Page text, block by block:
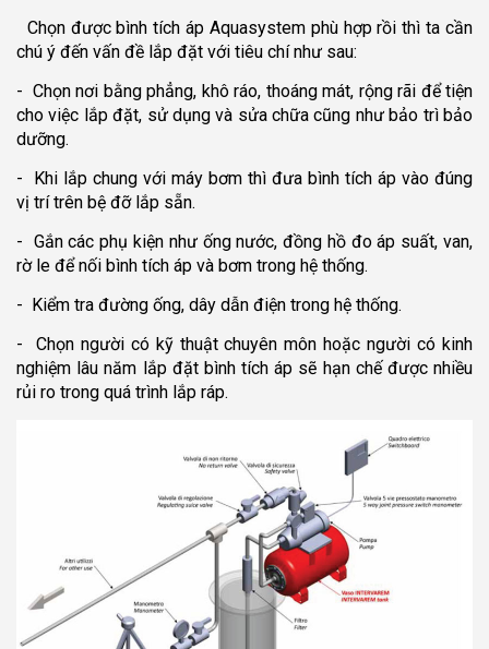
Chọn được bình tích áp Aquasystem phù hợp rồi thì ta cần
chú ý đến vấn đề lắp đặt với tiêu chí như sau:
- Chọn nơi bằng phẳng, khô ráo, thoáng mát, rộng rãi để tiện
cho việc lắp đặt, sử dụng và sửa chữa cũng như bảo trì bảo
dưỡng.
- Khi lắp chung với máy bơm thì đưa bình tích áp vào đúng
vị trí trên bệ đỡ lắp sẵn.
- Gắn các phụ kiện như ống nước, đồng hồ đo áp suất, van,
rờ le để nối bình tích áp và bơm trong hệ thống.
- Kiểm tra đường ống, dây dẫn điện trong hệ thống.
- Chọn người có kỹ thuật chuyên môn hoặc người có kinh
nghiệm lâu năm lắp đặt bình tích áp sẽ hạn chế được nhiều
rủi ro trong quá trình lắp ráp.